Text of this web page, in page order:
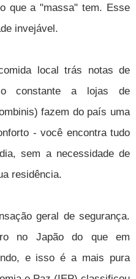
que a "massa" tem. Esse
invejável.
local trás notas de
constante a lojas de
fazem do país uma
- você encontra tudo
sem a necessidade de
residência.
geral de segurança.
no Japão do que em
e isso é a mais pura